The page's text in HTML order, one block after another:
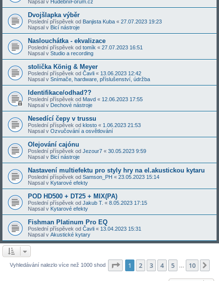
Napsal v HudebníFórum.cz
Dvojšlapka výběr
Poslední příspěvek od Banjista Kuba « 27.07.2023 19:23
Napsal v Bicí nástroje
Naslouchátka - ekvalizace
Poslední příspěvek od tomík « 27.07.2023 16:51
Napsal v Studio a recording
stolička König & Meyer
Poslední příspěvek od Čavli « 13.06.2023 12:42
Napsal v Snímače, hardware, příslušenství, údržba
Identifikace/odhad??
Poslední příspěvek od Mavd « 12.06.2023 17:55
Napsal v Dechové nástroje
Nesedící čepy v trussu
Poslední příspěvek od klosto « 1.06.2023 21:53
Napsal v Ozvučování a osvětlování
Olejování cajónu
Poslední příspěvek od Jezour7 « 30.05.2023 9:59
Napsal v Bicí nástroje
Nastavení multiefektu pro styly hry na el.akustickou kytaru
Poslední příspěvek od Samson_PH « 23.05.2023 15:14
Napsal v Kytarové efekty
POD HD500 + DT25 + MIX(PA)
Poslední příspěvek od Jakub T. « 8.05.2023 17:15
Napsal v Kytarové efekty
Fishman Platinum Pro EQ
Poslední příspěvek od Čavli « 13.04.2023 15:31
Napsal v Akustické kytary
Vyhledávání nalezlo více než 1000 shod Stránka z 10
1 2 3 4 5 10